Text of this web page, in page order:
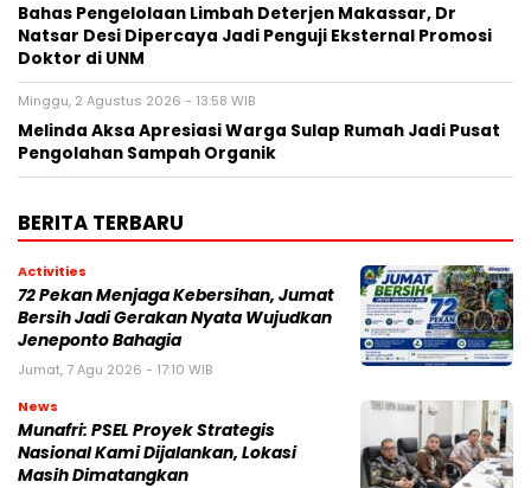
Bahas Pengelolaan Limbah Deterjen Makassar, Dr
Natsar Desi Dipercaya Jadi Penguji Eksternal Promosi
Doktor di UNM
Minggu, 2 Agustus 2026 - 13:58 WIB
Melinda Aksa Apresiasi Warga Sulap Rumah Jadi Pusat
Pengolahan Sampah Organik
BERITA TERBARU
Activities
72 Pekan Menjaga Kebersihan, Jumat
Bersih Jadi Gerakan Nyata Wujudkan
Jeneponto Bahagia
Jumat, 7 Agu 2026 - 17:10 WIB
News
Munafri: PSEL Proyek Strategis
Nasional Kami Dijalankan, Lokasi
Masih Dimatangkan